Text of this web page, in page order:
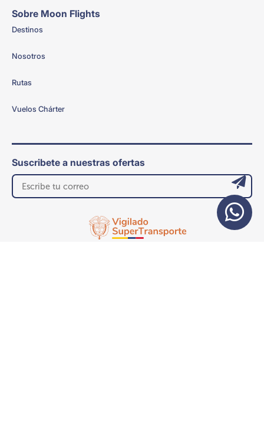
Sobre Moon Flights
Destinos
Nosotros
Rutas
Vuelos Chárter
Suscribete a nuestras ofertas